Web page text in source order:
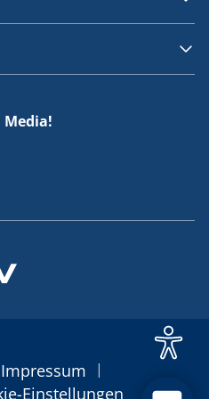
Media!
Impressum |
Einstellungen